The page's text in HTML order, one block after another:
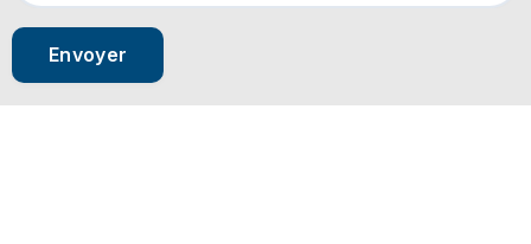
Envoyer